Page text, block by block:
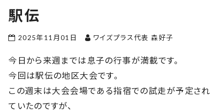
駅伝
2025年11月01日 ワイズプラス代表 森好子
今日から来週までは息子の行事が満載です。
今回は駅伝の地区大会です。
この週末は大会会場である指宿での試走が予定され
ていたのですが、